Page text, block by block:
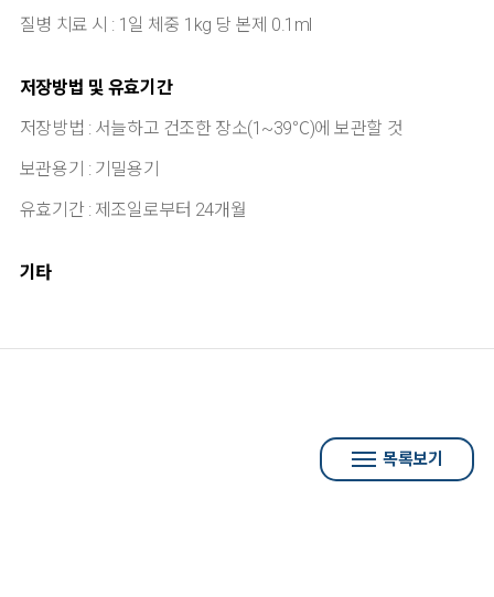
질병 치료 시 : 1일 체중 1kg 당 본제 0.1ml
저장방법 및 유효기간
저장방법 : 서늘하고 건조한 장소(1~39℃)에 보관할 것
보관용기 : 기밀용기
유효기간 : 제조일로부터 24개월
기타
목록보기